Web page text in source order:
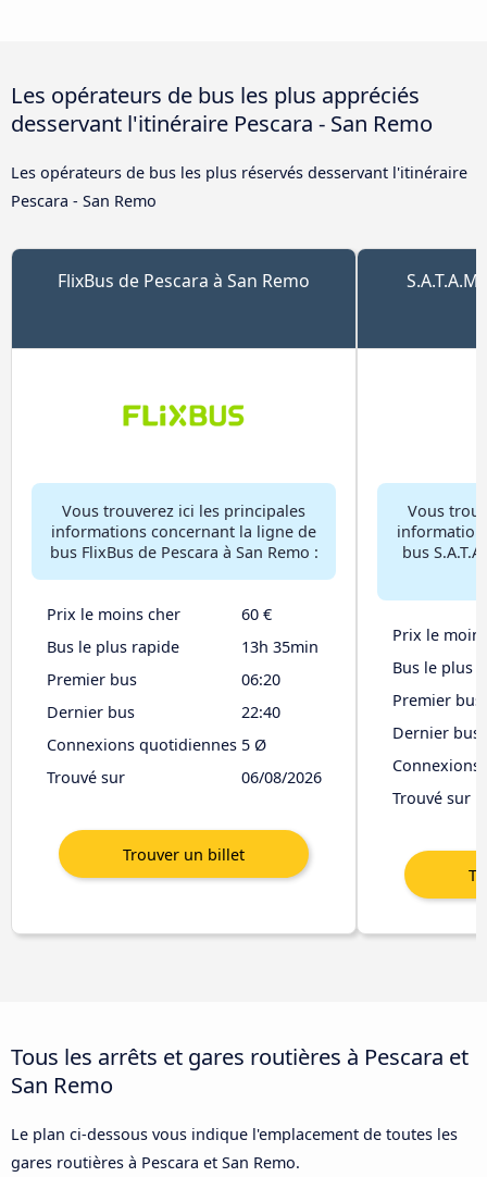
Les opérateurs de bus les plus appréciés
desservant l'itinéraire Pescara - San Remo
Les opérateurs de bus les plus réservés desservant l'itinéraire
Pescara - San Remo
FlixBus de Pescara à San Remo
Vous trouverez ici les principales
informations concernant la ligne de
bus FlixBus de Pescara à San Remo :
Prix le moins cher
60 €
Bus le plus rapide
13h 35min
Premier bus
06:20
Dernier bus
22:40
Connexions quotidiennes 5 Ø
Trouvé sur
06/08/2026
Vous
bus
Prix le
Bus le plus
Premier bus
Dernier bus
Trouvé sur
Tous les arrêts et gares routières à Pescara et
San Remo
Le plan ci-dessous vous indique l'emplacement de toutes les
gares routières à Pescara et San Remo.